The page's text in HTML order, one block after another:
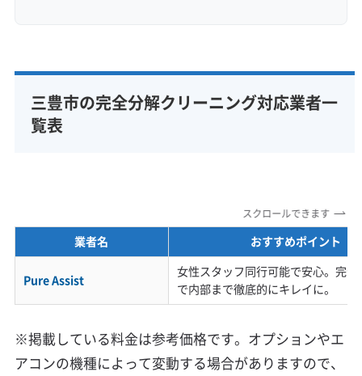
三豊市の完全分解クリーニング対応業者一
覧表
スクロールできます
業者名 おすすめポイント
Pure Assist
女性スタッフ同行可能で安心。完
で内部まで徹底的にキレイに。
※掲載している料金は参考価格です。オプションやエ
アコンの機種によって変動する場合がありますので、